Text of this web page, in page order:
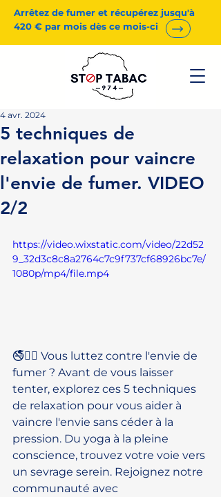
Arrêtez de fumer et récupérez jusqu'à
420 € par mois dès ce mois-ci
5 techniques de
relaxation pour vaincre
l'envie de fumer. VIDEO
2/2
4 avr. 2024
https://video.wixstatic.com/video/22d52
9_32d3c8c8a2764c7c9f737cf68926bc7e/
1080p/mp4/file.mp4
🚭💆‍♀️ Vous luttez contre l'envie de
fumer ? Avant de vous laisser
tenter, explorez ces 5 techniques
de relaxation pour vous aider à
vaincre l'envie sans céder à la
pression. Du yoga à la pleine
conscience, trouvez votre voie vers
un sevrage serein. Rejoignez notre
communauté avec